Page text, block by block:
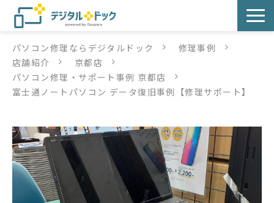
パソコン修理
サービス
店舗紹介
デジタルドックブログ
パソコン修理ならデジタルドック
修理事例
店舗紹介
京都店
パソコン修理・サポート事例 京都店
富士通ノートパソコン データ復旧事例【修理サポート】